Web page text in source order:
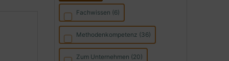
Fachwissen (6)
Methodenkompetenz (36)
Zum Unternehmen (20)